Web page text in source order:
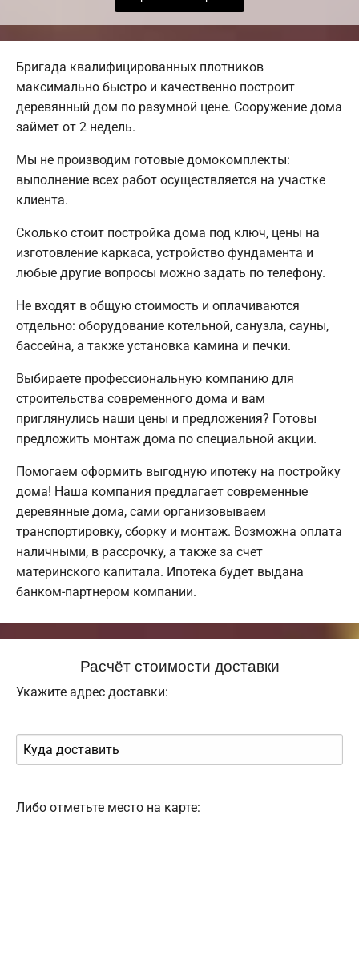
Бригада квалифицированных плотников
максимально быстро и качественно построит
деревянный дом по разумной цене. Сооружение дома
займет от 2 недель.
Мы не производим готовые домокомплекты:
выполнение всех работ осуществляется на участке
клиента.
Сколько стоит постройка дома под ключ, цены на
изготовление каркаса, устройство фундамента и
любые другие вопросы можно задать по телефону.
Не входят в общую стоимость и оплачиваются
отдельно: оборудование котельной, санузла, сауны,
бассейна, а также установка камина и печки.
Выбираете профессиональную компанию для
строительства современного дома и вам
приглянулись наши цены и предложения? Готовы
предложить монтаж дома по специальной акции.
Помогаем оформить выгодную ипотеку на постройку
дома! Наша компания предлагает современные
деревянные дома, сами организовываем
транспортировку, сборку и монтаж. Возможна оплата
наличными, в рассрочку, а также за счет
материнского капитала. Ипотека будет выдана
банком-партнером компании.
Расчёт стоимости доставки
Укажите адрес доставки:
Либо отметьте место на карте: